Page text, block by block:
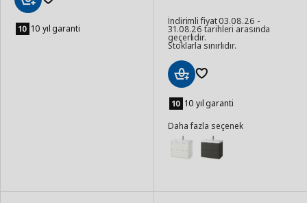
Ekle 10 yıl garanti
İndirimli fiyat 03.08.26 -
31.08.26 tarihleri arasında
geçerlidir.
Stoklarla sınırlıdır.
Ekle 10 yıl garanti
Daha fazla seçenek